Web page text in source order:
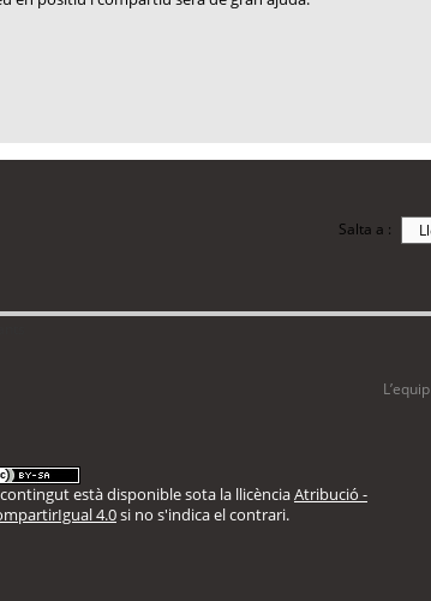
Salta a :
L’equip
contingut està disponible sota la llicènciaAtribució -
4.0si no s'indica el contrari.